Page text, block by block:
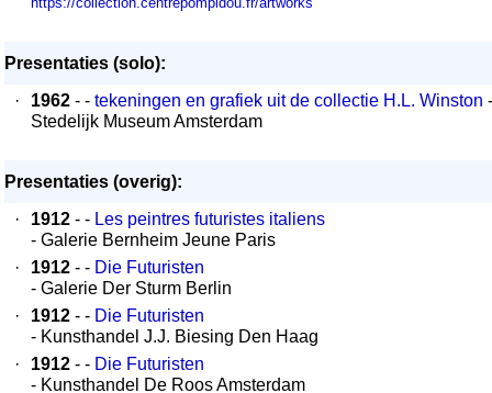
Presentaties (solo):
·
1962 - - tekeningen en grafiek uit de collectie H.L. Winston
Stedelijk Museum Amsterdam
Presentaties (overig):
·
1912 - - Les peintres futuristes italiens
- Galerie Bernheim Jeune Paris
·
1912 - - Die Futuristen
- Galerie Der Sturm Berlin
·
1912 - - Die Futuristen
- Kunsthandel J.J. Biesing Den Haag
·
1912 - - Die Futuristen
- Kunsthandel De Roos Amsterdam